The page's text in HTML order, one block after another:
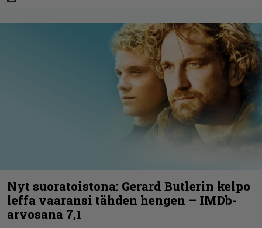
Nyt suoratoistona: Gerard Butlerin kelpo
leffa vaaransi tähden hengen – IMDb-
arvosana 7,1